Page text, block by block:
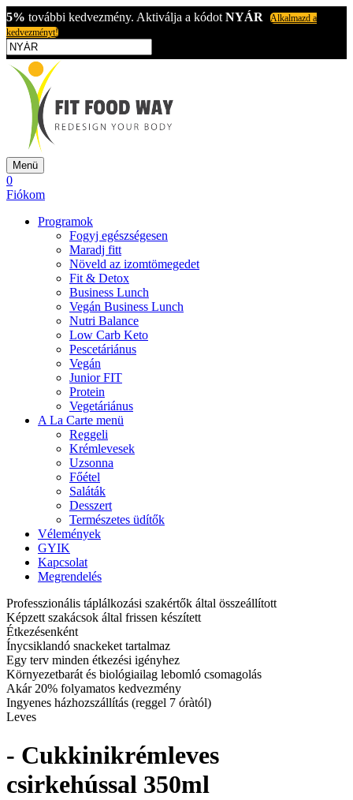
5% további kedvezmény. Aktiválja a kódot NYÁR
Alkalmazd a
kedvezményt!
Menü
0
Fiókom
Programok
Fogyj egészségesen
Maradj fitt
Növeld az izomtömegedet
Fit & Detox
Business Lunch
Vegán Business Lunch
Nutri Balance
Low Carb Keto
Pescetáriánus
Vegán
Junior FIT
Protein
Vegetáriánus
A La Carte menü
Reggeli
Krémlevesek
Uzsonna
Főétel
Saláták
Desszert
Természetes üdítők
Vélemények
GYIK
Kapcsolat
Megrendelés
Professzionális táplálkozási szakértők által összeállított
Képzett szakácsok által frissen készített
Étkezésenként
Ínycsiklandó snackeket tartalmaz
Egy terv minden étkezési igényhez
Környezetbarát és biológiailag lebomló csomagolás
Akár 20% folyamatos kedvezmény
Ingyenes házhozszállítás (reggel 7 óràtól)
Leves
- Cukkinikrémleves
csirkehússal 350ml